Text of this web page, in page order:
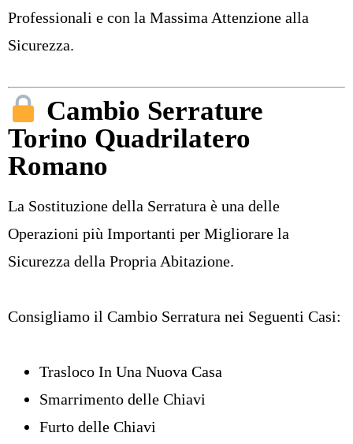
Professionali e con la Massima Attenzione alla
Sicurezza.
Cambio Serrature
Torino Quadrilatero
Romano
La Sostituzione della Serratura è una delle
Operazioni più Importanti per Migliorare la
Sicurezza della Propria Abitazione.
Consigliamo il Cambio Serratura nei Seguenti Casi:
Trasloco In Una Nuova Casa
Smarrimento delle Chiavi
Furto delle Chiavi